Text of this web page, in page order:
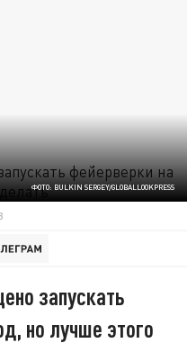
ФОТО: BULKIN SERGEY/GLOBALLOOKPRESS
запускать
но лучше этого